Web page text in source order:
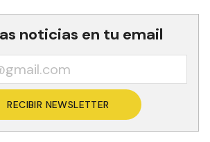
noticias en tu email
RECIBIR NEWSLETTER